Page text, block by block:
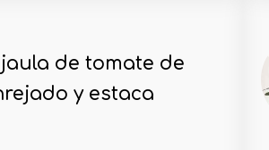
de tomate de
y estaca